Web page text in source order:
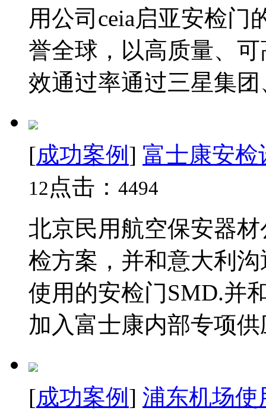
用公司ceia启亚安检门
誉全球，以高质量、
效通过率通过三星集
[成功案例 ] 富士康安
12点击： 4494
北京民用航空保安器
检方案，并和意大利
使用的安检门SMD.并
加入富士康内部专项
[成功案例 ] 浦东机场使